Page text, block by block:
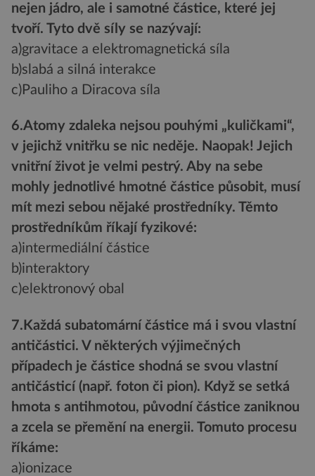
nejen jádro, ale i samotné částice, které jej
tvoří. Tyto dvě síly se nazývají:
a)gravitace a elektromagnetická síla
b)slabá a silná interakce
c)Pauliho a Diracova síla
6.Atomy zdaleka nejsou pouhými „kuličkami“,
v jejichž vnitřku se nic neděje. Naopak! Jejich
vnitřní život je velmi pestrý. Aby na sebe
mohly jednotlivé hmotné částice působit, musí
mít mezi sebou nějaké prostředníky. Těmto
prostředníkům říkají fyzikové:
a)intermediální částice
b)interaktory
c)elektronový obal
7.Každá subatomární částice má i svou vlastní
antičástici. V některých výjimečných
případech je částice shodná se svou vlastní
antičásticí (např. foton či pion). Když se setká
hmota s antihmotou, původní částice zaniknou
a zcela se přemění na energii. Tomuto procesu
říkáme:
a)ionizace